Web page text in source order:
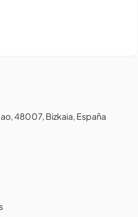
48007, Bizkaia, España